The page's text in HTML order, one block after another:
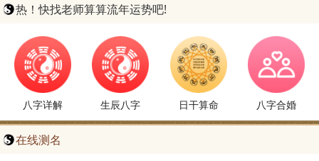
热！快找老师算算流年运势吧!
八字详解 生辰八字 日干算命 八字合婚
在线测名